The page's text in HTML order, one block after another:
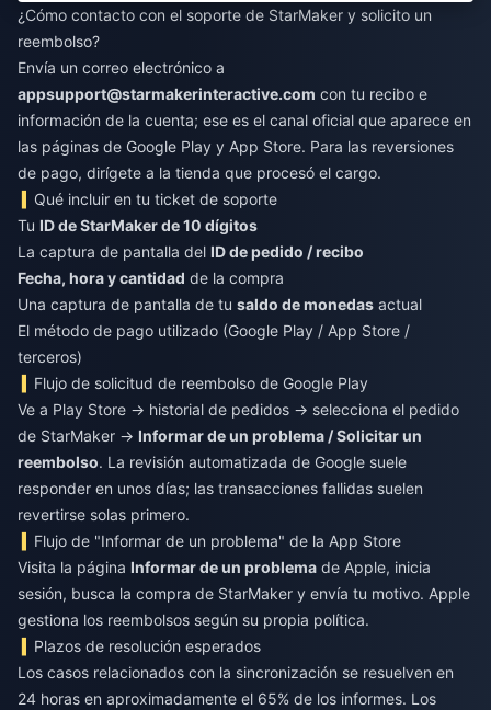
¿Cómo contacto con el soporte de StarMaker y solicito un
reembolso?
Envía un correo electrónico a
appsupport@starmakerinteractive.com con tu recibo e
información de la cuenta; ese es el canal oficial que aparece en
las páginas de Google Play y App Store. Para las reversiones
de pago, dirígete a la tienda que procesó el cargo.
Qué incluir en tu ticket de soporte
Tu ID de StarMaker de 10 dígitos
La captura de pantalla del ID de pedido / recibo
Fecha, hora y cantidad de la compra
Una captura de pantalla de tu saldo de monedas actual
El método de pago utilizado (Google Play / App Store /
terceros)
Flujo de solicitud de reembolso de Google Play
Ve a Play Store → historial de pedidos → selecciona el pedido
de StarMaker → Informar de un problema / Solicitar un
reembolso. La revisión automatizada de Google suele
responder en unos días; las transacciones fallidas suelen
revertirse solas primero.
Flujo de "Informar de un problema" de la App Store
Visita la página Informar de un problema de Apple, inicia
sesión, busca la compra de StarMaker y envía tu motivo. Apple
gestiona los reembolsos según su propia política.
Plazos de resolución esperados
Los casos relacionados con la sincronización se resuelven en
24 horas en aproximadamente el 65% de los informes. Los